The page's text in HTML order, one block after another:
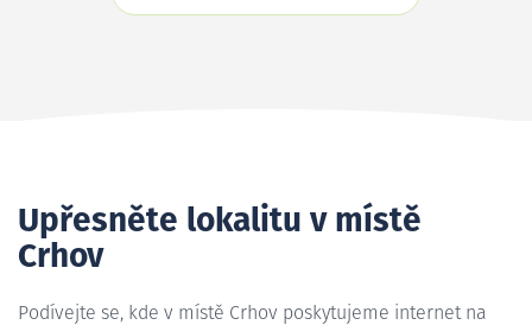
Upřesněte lokalitu v místě
Crhov
Podívejte se, kde v místě Crhov poskytujeme internet na